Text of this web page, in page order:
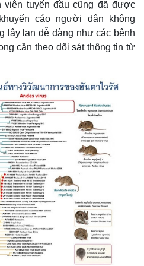
n
g
viên tuyến đầu cũng đã được
cáo người dân không
lây lan dễ dàng như các bệnh
cần theo dõi sát thông tin từ